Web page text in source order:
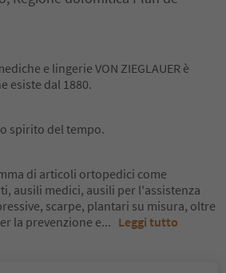
e lingerie VON ZIEGLAUER è
esiste dal 1880.
spirito del tempo.
di articoli ortopedici come
ausili medici, ausili per l'assistenza
scarpe, plantari su misura, oltre
la prevenzione e... Leggi tutto